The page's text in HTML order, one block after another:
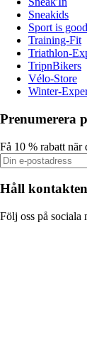
Sneakids
Sport is good
Training-Fit
Triathlon-
TripnBikers
Vélo-Store
Winter-
Prenumerera
Få 10 % rabatt när
Håll kontakten
Följ oss på sociala